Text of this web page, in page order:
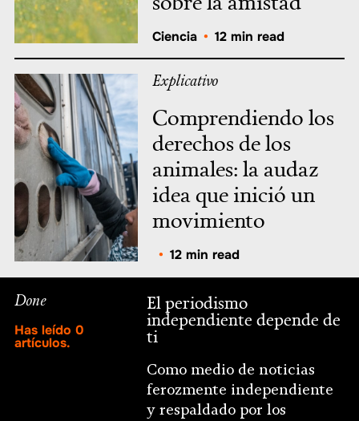
Ciencia • 12 min read
Explicativo
Comprendiendo los
derechos de los
animales: la audaz
idea que inició un
movimiento
• 12 min read
Done
Has leído 0
artículos.
El periodismo
independiente depende de
ti
Como medio de noticias
ferozmente independiente
y respaldado por los